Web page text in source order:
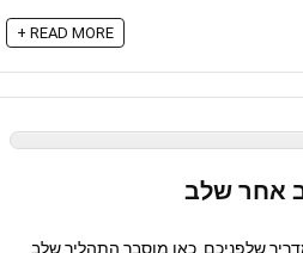
READ MORE +
אחר שלב
שלפניכם. כאן מוסבר התהליך שלב